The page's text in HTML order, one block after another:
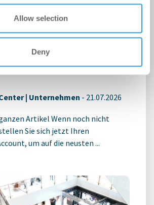
Allow selection
Deny
Vermietungsbilanz
Centern zum
| Unternehmen - 21.07.2026
Artikel Wenn noch nicht
Sie sich jetzt Ihren
um auf die neusten ...